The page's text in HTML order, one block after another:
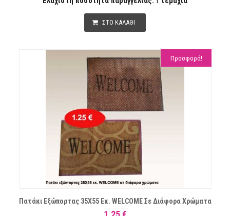
ΣΤΟ ΚΑΛΑΘΙ
Προσφορά!
Πατάκι Εξώπορτας 35Χ55 Εκ. WELCOME Σε Διάφορα Χρώματα